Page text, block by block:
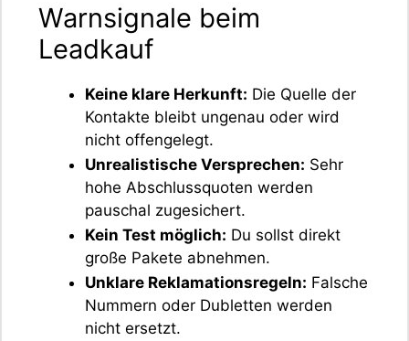
Warnsignale beim
Leadkauf
Keine klare Herkunft: Die Quelle der
Kontakte bleibt ungenau oder wird
nicht offengelegt.
Unrealistische Versprechen: Sehr
hohe Abschlussquoten werden
pauschal zugesichert.
Kein Test möglich: Du sollst direkt
große Pakete abnehmen.
Unklare Reklamationsregeln: Falsche
Nummern oder Dubletten werden
nicht ersetzt.